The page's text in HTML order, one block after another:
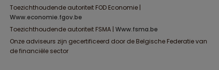
Toezichthoudende autoriteit FOD Economie |
www.economie.fgov.be
Toezichthoudende autoriteit FSMA |
www.fsma.be
Onze adviseurs zijn gecertificeerd door de Belgische Federatie van
de financiële sector